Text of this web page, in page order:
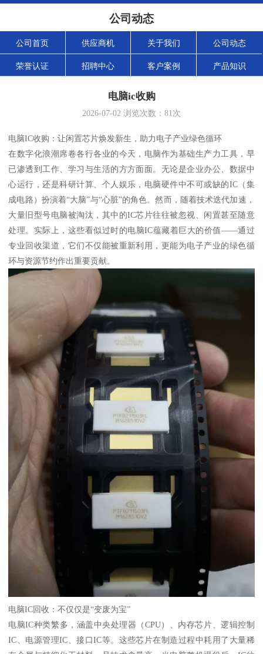
公司动态
公司首页 供应商机 关于我们 公司动态
荣誉认证 招聘中心 客户案例 产品知识
电脑ic收购
2026-07-02 浏览次数： 81次
电脑IC收购：让闲置芯片焕发新生，助力电子产业绿色循环
在数字化浪潮席卷各行各业的今天，电脑作为基础生产力工具，早
已渗透到工作、学习与生活的方方面面。无论是企业办公、数据中
心运行，还是科研计算、个人娱乐，电脑硬件中不可或缺的IC（集
成电路）扮演着“大脑”与“心脏”的角色。然而，随着技术迭代加速，
大量旧型号电脑被淘汰，其中的IC芯片往往被忽视、闲置甚至随意
处理。实际上，这些看似过时的电脑IC蕴藏着巨大的价值——通过
专业回收渠道，它们不仅能被重新利用，更能为电子产业的绿色循
环与资源节约作出重要贡献。
电脑IC回收：不仅仅是“变废为宝”
电脑IC种类繁多，涵盖中央处理器（CPU）、内存芯片、逻辑控制
IC、电源管理IC、接口IC等。这些芯片在制造过程中耗用了大量稀